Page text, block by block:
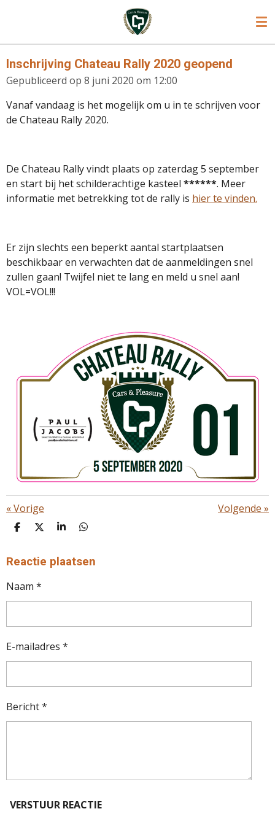
naar
de
hoofdinhoud
Inschrijving Chateau Rally 2020 geopend
Gepubliceerd op 8 juni 2020 om 12:00
Vanaf vandaag is het mogelijk om u in te schrijven voor
de Chateau Rally 2020.
De Chateau Rally vindt plaats op zaterdag 5 september
en start bij het schilderachtige kasteel ******. Meer
informatie met betrekking tot de rally is hier te vinden.
Er zijn slechts een beperkt aantal startplaatsen
beschikbaar en verwachten dat de aanmeldingen snel
zullen gaan! Twijfel niet te lang en meld u snel aan!
VOL=VOL!!!
«Vorige Volgende »
D
E
D
L
S
R
D
E
Reactie plaatsen
Naam *
E-mailadres *
Bericht *
VERSTUUR REACTIE